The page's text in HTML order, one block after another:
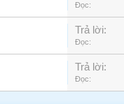
Đọc:
Trả lời:
Đọc:
Trả lời:
Đọc: